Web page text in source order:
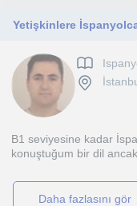
B1 seviyesine kadar
konuştuğum bir dil
daha fazlasını gör